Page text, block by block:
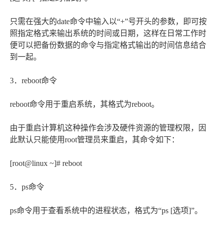
只需在强大的date命令中输入以“+”号开头的参数，即可按
照指定格式来输出系统的时间或日期，这样在日常工作时
便可以把备份数据的命令与指定格式输出的时间信息结合
到一起。
3．reboot命令
reboot命令用于重启系统，其格式为reboot。
由于重启计算机这种操作会涉及硬件资源的管理权限，因
此默认只能使用root管理员来重启，其命令如下：
[root@linux ~]# reboot
5．ps命令
ps命令用于查看系统中的进程状态，格式为“ps [选项]”。